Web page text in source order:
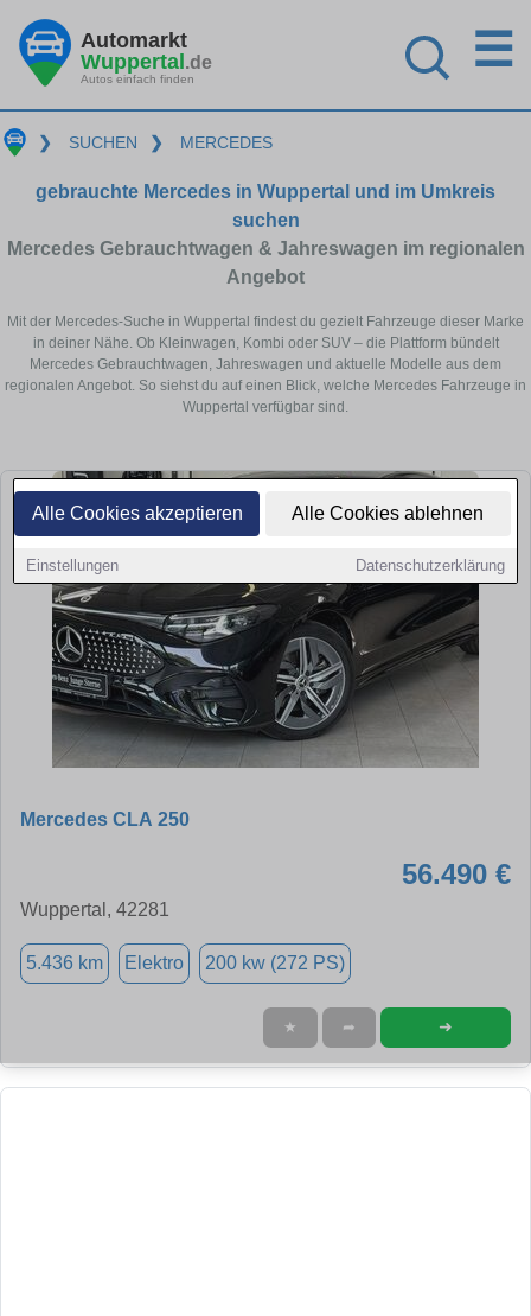
Alle Cookies akzeptieren Alle Cookies ablehnen
Einstellungen Datenschutzerklärung
Automarkt
Wuppertal.de
Autos einfach finden
☰
❯ SUCHEN ❯ MERCEDES
gebrauchte Mercedes in Wuppertal und im Umkreis
suchen
Mercedes Gebrauchtwagen & Jahreswagen im regionalen
Angebot
Mit der Mercedes-Suche in Wuppertal findest du gezielt Fahrzeuge dieser Marke
in deiner Nähe. Ob Kleinwagen, Kombi oder SUV – die Plattform bündelt
Mercedes Gebrauchtwagen, Jahreswagen und aktuelle Modelle aus dem
regionalen Angebot. So siehst du auf einen Blick, welche Mercedes Fahrzeuge in
Wuppertal verfügbar sind.
Mercedes CLA 250
56.490 €
Wuppertal, 42281
5.436 km Elektro 200 kw (272 PS)
★ ➦ ➜